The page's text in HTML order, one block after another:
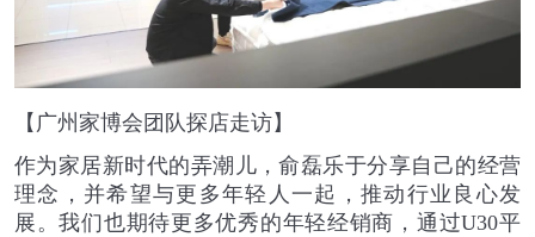
【广州家博会团队探店走访】
作为家居新时代的弄潮儿，俞磊乐于分享自己的经营
理念，并希望与更多年轻人一起，推动行业良心发
展。我们也期待更多优秀的年轻经销商，通过U30平